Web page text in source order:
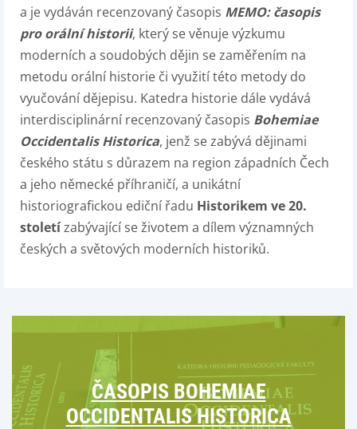
a je vydáván recenzovaný časopis MEMO: časopis
pro orální historii, který se věnuje výzkumu
moderních a soudobých dějin se zaměřením na
metodu orální historie či využití této metody do
vyučování dějepisu. Katedra historie dále vydává
interdisciplinární recenzovaný časopis Bohemiae
Occidentalis Historica, jenž se zabývá dějinami
českého státu s důrazem na region západních Čech
a jeho německé příhraničí, a unikátní
historiografickou ediční řadu Historikem ve 20.
stoletízabývající se životem a dílem významných
českých a světových moderních historiků.
ČASOPIS BOHEMIAE
OCCIDENTALIS HISTORICA